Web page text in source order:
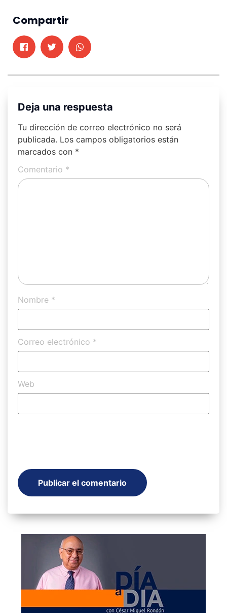
Compartir
Deja una respuesta
Tu dirección de correo electrónico no será
publicada. Los campos obligatorios están
marcados con *
Comentario *
Nombre *
Correo electrónico *
Web